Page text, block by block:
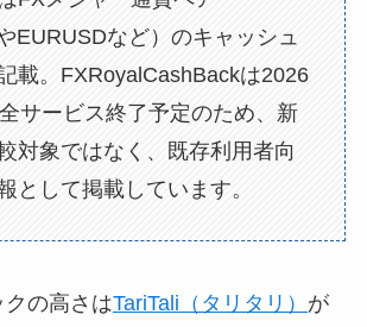
EURUSDなど）のキャッシュ
載。FXRoyalCashBackは2026
サービス終了予定のため、新
対象ではなく、既存利用者向
として掲載しています。
の高さはTariTali（タリタリ） が